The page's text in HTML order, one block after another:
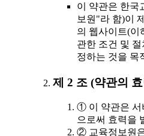
이 약관은 한국
보원"라 함)이
의 웹사이트(이
관한 조건 및
정하는 것을 목
제 2 조 (약관의
① 이 약관은 서
으로써 효력을
② 교육정보원